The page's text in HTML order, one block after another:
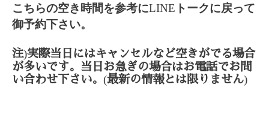
こちらの空き時間を参考にLINE トークに戻って
御予約下さい。
注)実際当日にはキャンセルなど空きがでる場合
が多いです。当日お急ぎの場合はお電話でお問
い合わせ下さい。 (最新の情報とは限りません)